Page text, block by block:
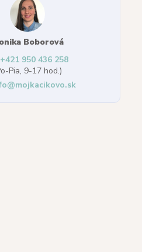
Boborová
+421 950 436 258
Pia, 9-17 hod.)